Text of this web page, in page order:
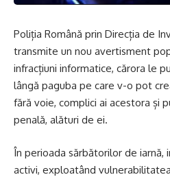
Poliția Română prin Direcția de
transmite un nou avertisment
infracțiuni informatice, cărora le
lângă paguba pe care v-o pot
fără voie, complici ai acestora și
penală, alături de ei.
În perioada sărbătorilor de iarnă,
activi, exploatând